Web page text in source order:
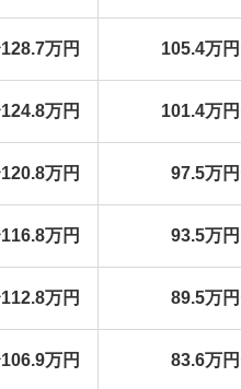
万円 105.4万
万円 101.4万
万円 97.5万
万円 93.5万
万円 89.5万
万円 83.6万